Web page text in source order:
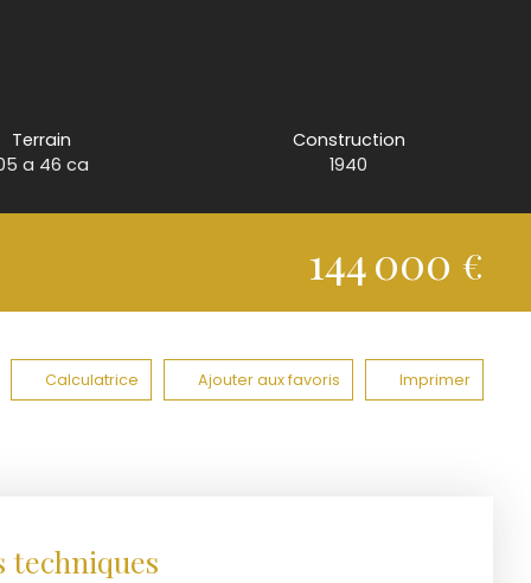
Terrain
a 46 ca
Construction
1940
144 000 €
Calculatrice Ajouter aux favoris Imprimer
techniques